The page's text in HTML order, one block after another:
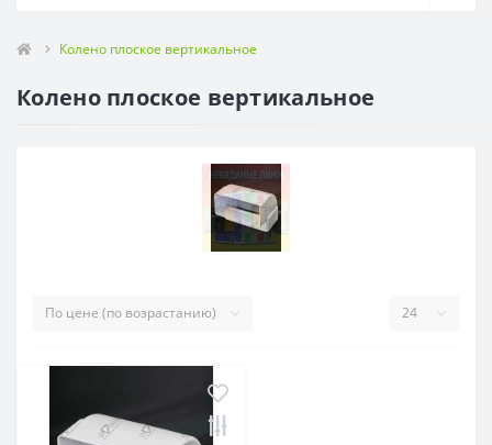
Колено плоское вертикальное
Колено плоское вертикальное